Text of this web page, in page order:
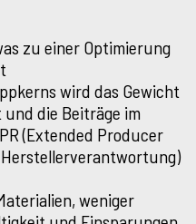
zu einer Optimierung
wird das Gewicht
die Beiträge im
(Extended Producer
weniger